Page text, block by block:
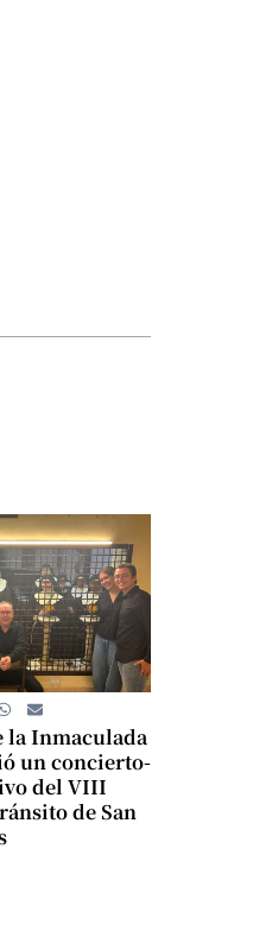
la Inmaculada
un concierto-
del VIII
de San